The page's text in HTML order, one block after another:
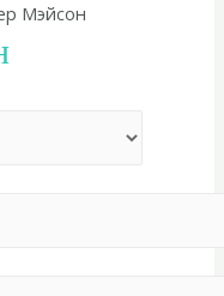
Мэйсон